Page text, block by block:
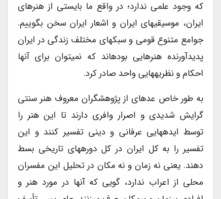
که وجود علمی ندارد؛ در واقع ما بایستی از هنرهای
ایران، موسیقی­های ایران و اشعار ایران سخن بگوییم.
جوامع متنوع قومی و سبک­های مختلف زندگی در ایران
پدیدآورنده هنرهایی بوده­اند که نمی­توان برای آنها
احکام و نظریه­هایی واحد صادر کرد.
به طور خاص عده­ای از پژوهشگران معروف هنر سنتی
گرایش شدیدی و اصرار وافری دارند تا این هنر را
توسط ایده­هایی عرفانی و دینی تفسیر کنند و این
تفسیر را به کل ایران در کل دوره­های تاریخی بسط
دهند. یعنی نه زمان و نه مکان در تحلیل این مفسران
محلی از اعراب ندارد، گویی که آنها در مورد هنر و